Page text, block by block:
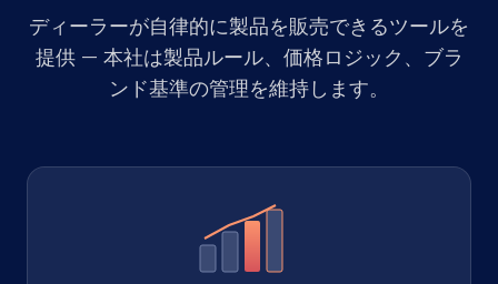
ディーラーが自律的に製品を販売できるツールを
提供 — 本社は製品ルール、価格ロジック、ブラ
ンド基準の管理を維持します。